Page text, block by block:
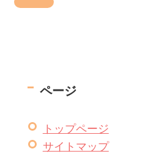
ページ
トップページ
サイトマップ